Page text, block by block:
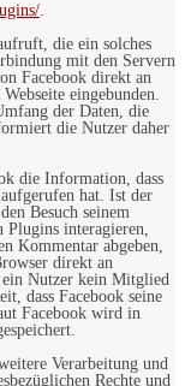
.
die ein solches
mit den Servern
Facebook direkt an
eingebunden.
der Daten, die
die Nutzer daher
die Information, dass
hat. Ist der
Besuch seinem
Plugins interagieren,
Kommentar abgeben,
direkt an
ein Nutzer kein Mitglied
dass Facebook seine
Facebook wird in
Verarbeitung und
Rechte und